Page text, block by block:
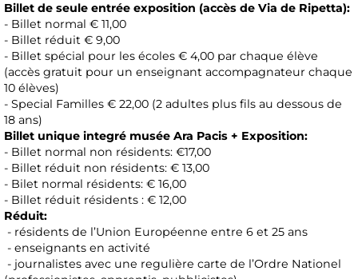
Billet de seule entrée exposition (accès de Via de Ripetta):
- Billet normal € 11,00
- Billet réduit € 9,00
- Billet spécial pour les écoles € 4,00 par chaque élève
(accès gratuit pour un enseignant accompagnateur chaque
10 élèves)
- Special Familles € 22,00 (2 adultes plus fils au dessous de
18 ans)
Billet unique integré musée Ara Pacis + Exposition:
- Billet normal non résidents: €17,00
- Billet réduit non résidents: € 13,00
- Bilet normal résidents: € 16,00
- Billet réduit résidents : € 12,00
Réduit:
- résidents de l’Union Européenne entre 6 et 25 ans
- enseignants en activité
- journalistes avec une regulière carte de l’Ordre Nationel